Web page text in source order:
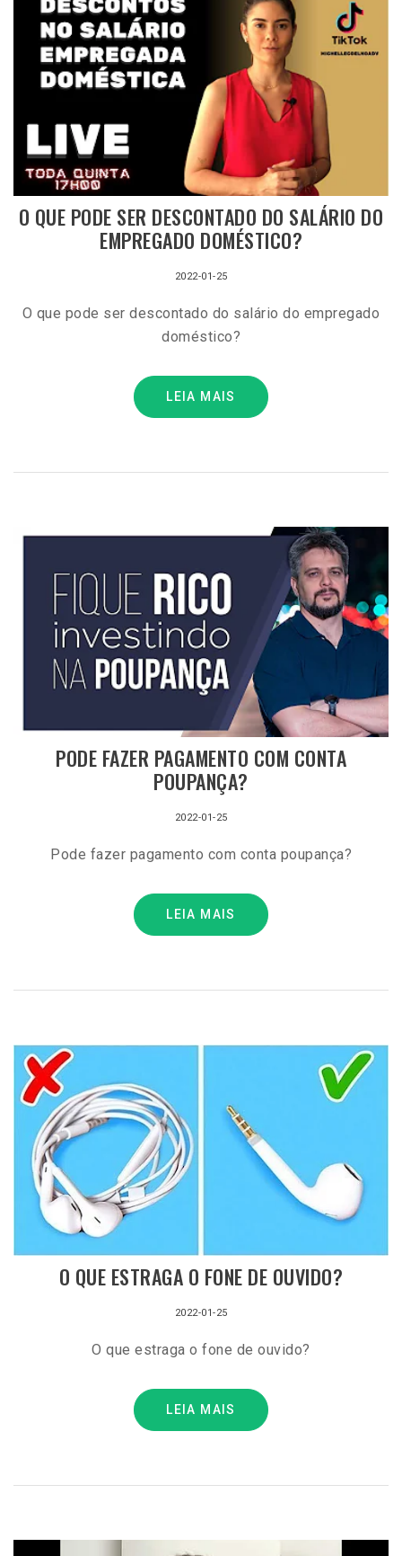
O QUE PODE SER DESCONTADO DO SALÁRIO DO
EMPREGADO DOMÉSTICO?
2022-01-25
O que pode ser descontado do salário do empregado
doméstico?
LEIA MAIS
PODE FAZER PAGAMENTO COM CONTA
POUPANÇA?
2022-01-25
Pode fazer pagamento com conta poupança?
LEIA MAIS
O QUE ESTRAGA O FONE DE OUVIDO?
2022-01-25
O que estraga o fone de ouvido?
LEIA MAIS